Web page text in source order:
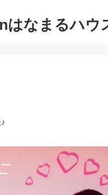
はなまるハウ